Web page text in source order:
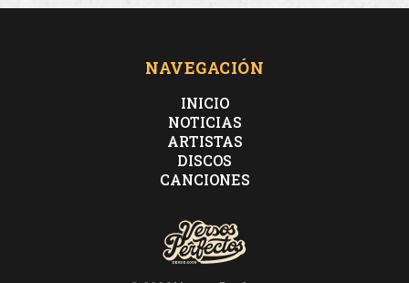
NAVEGACIÓN
INICIO
NOTICIAS
ARTISTAS
DISCOS
CANCIONES